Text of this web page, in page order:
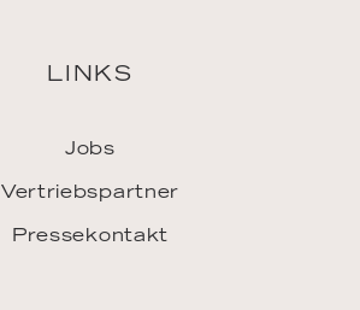
LINKS
Jobs
Vertriebspartner
Pressekontakt